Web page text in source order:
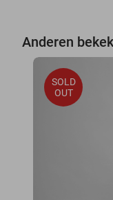
Anderen
SOLD
OUT